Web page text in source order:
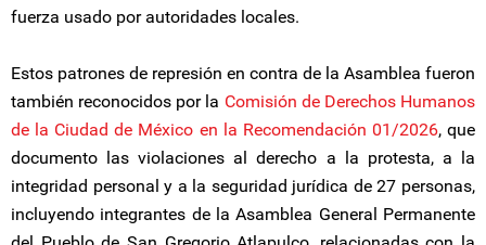
fuerza usado por autoridades locales.
Estos patrones de represión en contra de la Asamblea fueron
también reconocidos por la Comisión de Derechos Humanos
de la Ciudad de México en la Recomendación 01/2026, que
documento las violaciones al derecho a la protesta, a la
integridad personal y a la seguridad jurídica de 27 personas,
incluyendo integrantes de la Asamblea General Permanente